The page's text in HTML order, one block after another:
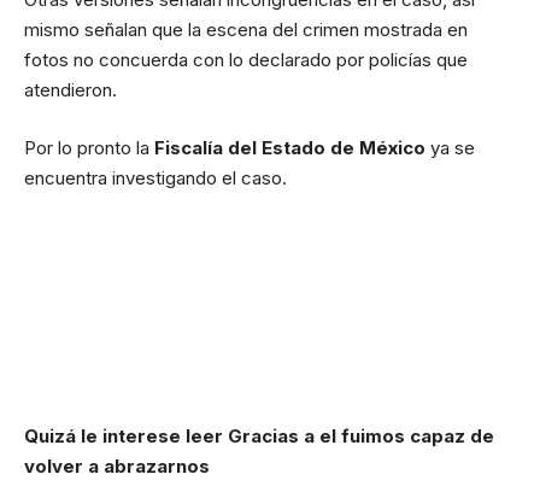
mismo señalan que la escena del crimen mostrada en
fotos no concuerda con lo declarado por policías que
atendieron.
Por lo pronto la Fiscalía del Estado de México ya se
encuentra investigando el caso.
Quizá le interese leer Gracias a el fuimos capaz de
volver a abrazarnos